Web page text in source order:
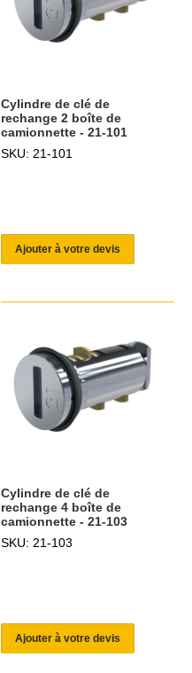
Cylindre de clé de
rechange 2 boîte de
camionnette - 21-101
SKU: 21-101
Ajouter à votre devis
Cylindre de clé de
rechange 4 boîte de
camionnette - 21-103
SKU: 21-103
Ajouter à votre devis